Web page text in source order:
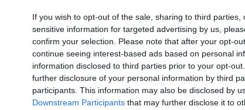
If you wish to opt-out of the sale, sharing to third
sensitive information for targeted advertising by us,
confirm your selection. Please note that after your opt-
continue seeing interest-based ads based on personal
information disclosed to third parties prior to your opt-
further disclosure of your personal information by third
participants. This information may also be disclosed by
Downstream Participants that may further disclose it to
Mills, qui dirigeait le Ghana depuis 2009,
68 ans et son vice-président lui a
la présidentielle prévue en décembre dans ce
de démocratie en Afrique de l’Ouest.